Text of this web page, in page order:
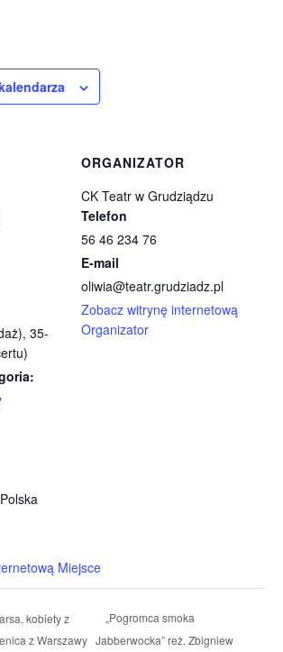
35-
Polska
Miejsce
ORGANIZATOR
CK Teatr w Grudziądzu
Telefon
56 46 234 76
E-mail
oliwia@teatr.grudziadz.pl
Zobacz witrynę internetową
Organizator
kobiety z
z Warszawy
„Pogromca smoka
Jabberwocka” reż. Zbigniew